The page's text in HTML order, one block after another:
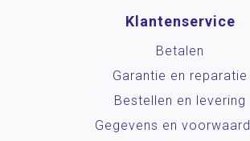
Klantenservice
Betalen
Garantie en reparatie
Bestellen en levering
Gegevens en